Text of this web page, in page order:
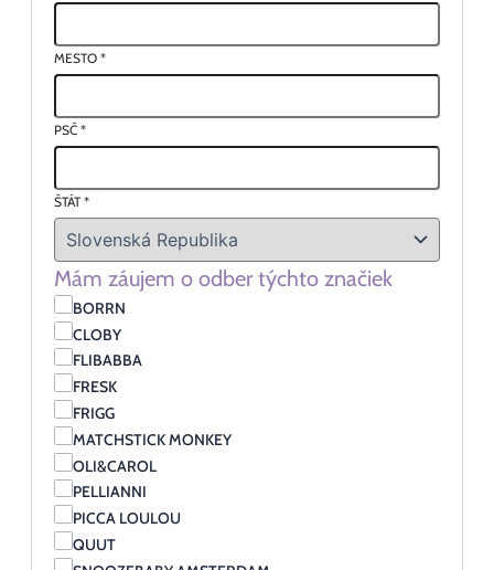
MESTO *
PSČ *
ŠTÁT*
Mám záujem o odber týchto značiek
BORRN
CLOBY
FLIBABBA
FRESK
FRIGG
MATCHSTICK MONKEY
OLI&CAROL
PELLIANNI
PICCA LOULOU
QUUT